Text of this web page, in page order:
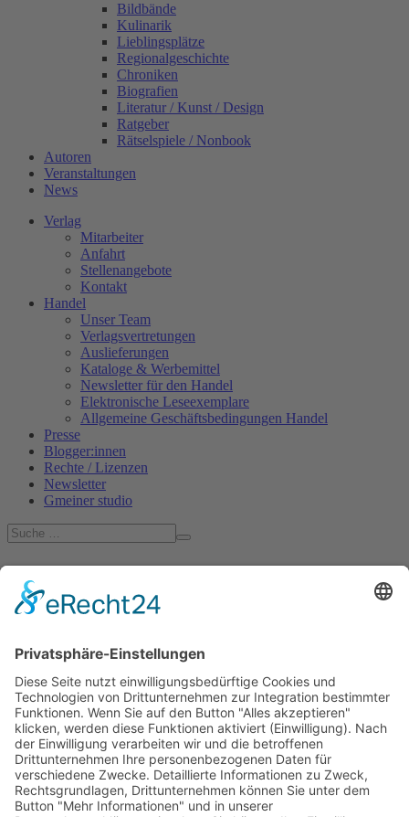
Bildbände
Kulinarik
Lieblingsplätze
Regionalgeschichte
Chroniken
Biografien
Literatur / Kunst / Design
Ratgeber
Rätselspiele / Nonbook
Autoren
Veranstaltungen
News
Verlag
Mitarbeiter
Anfahrt
Stellenangebote
Kontakt
Handel
Unser Team
Verlagsvertretungen
Auslieferungen
Kataloge & Werbemittel
Newsletter für den Handel
Elektronische Leseexemplare
Allgemeine Geschäftsbedingungen Handel
Presse
Blogger:innen
Rechte / Lizenzen
Newsletter
Gmeiner studio
News
Endrunde Lovelybooks Leserpreis 2021
Die Abstimmung zum
2021«geht in die entscheidende
Phase. Nun liegt es in Ihrer Hand,
welche Bücher den beliebten Preis
in Gold, Silber und Bronze
gewinnen. In die Finalrunde hat es
auch ein Gmeiner-Titel geschafft!
Der Gartenkrimi»Zuagroast«
Martina Parker